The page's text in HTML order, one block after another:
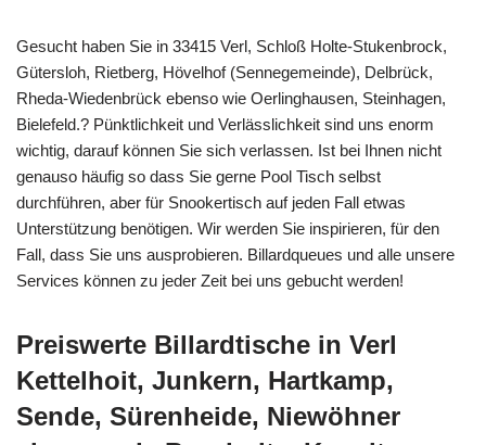
Gesucht haben Sie in 33415 Verl, Schloß Holte-Stukenbrock,
Gütersloh, Rietberg, Hövelhof (Sennegemeinde), Delbrück,
Rheda-Wiedenbrück ebenso wie Oerlinghausen, Steinhagen,
Bielefeld.? Pünktlichkeit und Verlässlichkeit sind uns enorm
wichtig, darauf können Sie sich verlassen. Ist bei Ihnen nicht
genauso häufig so dass Sie gerne Pool Tisch selbst
durchführen, aber für Snookertisch auf jeden Fall etwas
Unterstützung benötigen. Wir werden Sie inspirieren, für den
Fall, dass Sie uns ausprobieren. Billardqueues und alle unsere
Services können zu jeder Zeit bei uns gebucht werden!
Preiswerte Billardtische in Verl
Kettelhoit, Junkern, Hartkamp,
Sende, Sürenheide, Niewöhner